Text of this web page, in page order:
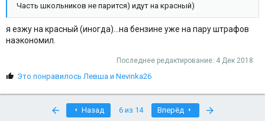
Часть школьников не парится) идут на красный)
я езжу на красный (иногда)...на бензине уже на пару штрафов
наэкономил.
Последнее редактирование: 4 Дек 2018
С
м
Это понравилосьЛевша и Nevinka26
Назад 6 из 14 Вперёд